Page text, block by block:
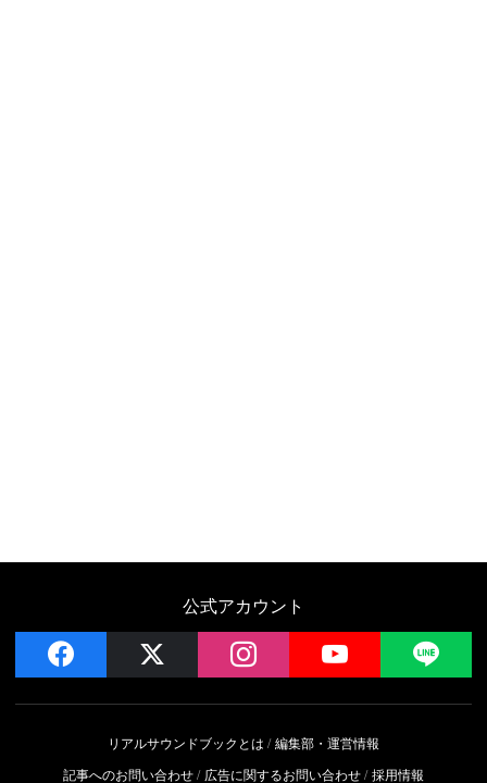
公式アカウント
facebook instagram YouTube
リアルサウンドブックとは
編集部・運営情報
記事へのお問い合わせ
広告に関するお問い合わせ 採用情報